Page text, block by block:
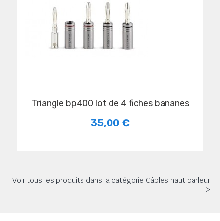
triangle bp400 lot de 4 fiches bananes
35,00 €
Voir tous les produits dans la catégorie Câbles haut parleur
>